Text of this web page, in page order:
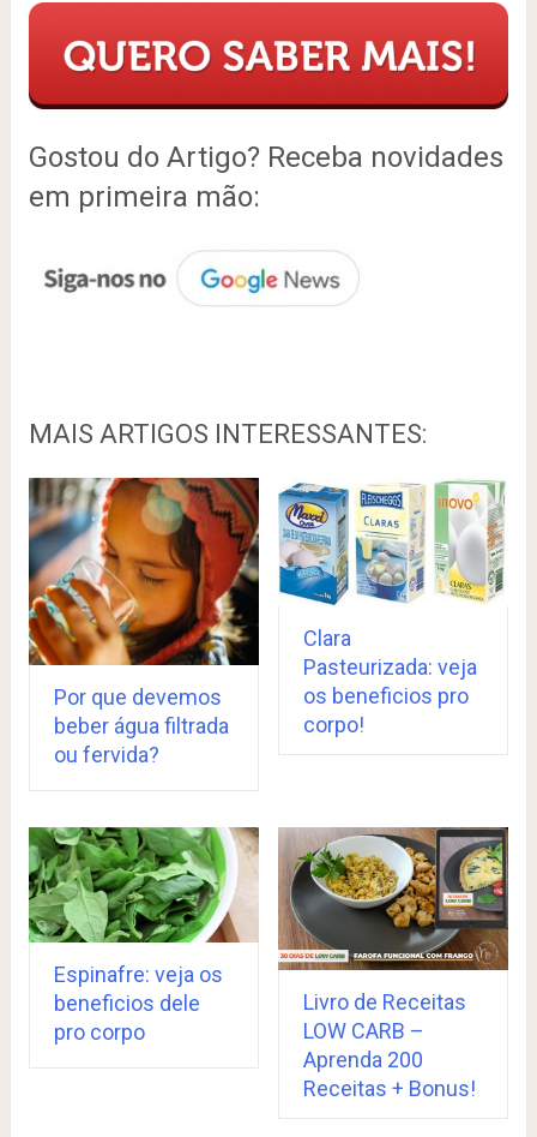
Gostou do Artigo? Receba novidades
em primeira mão:
MAIS ARTIGOS INTERESSANTES:
Por que devemos
beber água filtrada
ou fervida?
Clara
Pasteurizada: veja
os beneficios pro
corpo!
Espinafre: veja os
beneficios dele
pro corpo
Livro de Receitas
LOW CARB –
Aprenda 200
Receitas + Bonus!